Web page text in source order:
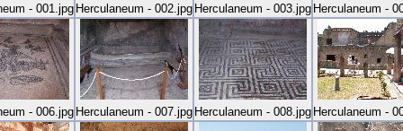
- 001.jpg Herculaneum - 002.jpg Herculaneum - 003.jpg Herculaneum -
- 006.jpg Herculaneum - 007.jpg Herculaneum - 008.jpg Herculaneum -